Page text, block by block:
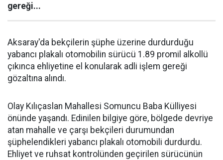
gereği...
Aksaray'da bekçilerin şüphe üzerine durdurduğu
yabancı plakalı otomobilin sürücü 1.89 promil alkollü
çıkınca ehliyetine el konularak adli işlem gereği
gözaltına alındı.
Olay Kılıçaslan Mahallesi Somuncu Baba Külliyesi
önünde yaşandı. Edinilen bilgiye göre, bölgede devriye
atan mahalle ve çarşı bekçileri durumundan
şüphelendikleri yabancı plakalı otomobili durdurdu.
Ehliyet ve ruhsat kontrolünden geçirilen sürücünün